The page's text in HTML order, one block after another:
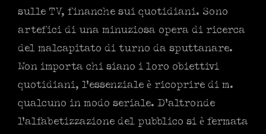
sulle TV, finanche sui quotidiani. Sono
artefici di una minuziosa opera di ricerca
del malcapitato di turno da sputtanare.
Non importa chi siano i loro obiettivi
quotidiani, l’essenziale è ricoprire di m.
qualcuno in modo seriale. D’altronde
l’alfabetizzazione del pubblico si è fermata